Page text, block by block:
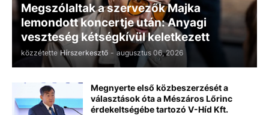
Megszólaltak a szervezők Majka
lemondott koncertje után: Anyagi
veszteség kétségkívül keletkezett
közzétette Hírszerkesztő - augusztus 06, 2026
Megnyerte első közbeszerzését a
választások óta a Mészáros Lőrinc
érdekeltségébe tartozó V-Híd Kft.